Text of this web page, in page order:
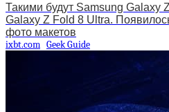
Такими будут Samsung Galaxy
Galaxy Z Fold 8 Ultra.
фото макетов
ixbt.com Geek Guide